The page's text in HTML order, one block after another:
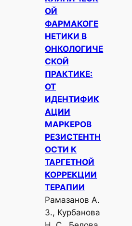
ОЙ
ФАРМАКОГЕ
НЕТИКИ В
ОНКОЛОГИЧЕ
СКОЙ
ПРАКТИКЕ:
ОТ
ИДЕНТИФИК
АЦИИ
МАРКЕРОВ
РЕЗИСТЕНТН
ОСТИ К
ТАРГЕТНОЙ
КОРРЕКЦИИ
ТЕРАПИИ
Рамазанов А.
З., Курбанова